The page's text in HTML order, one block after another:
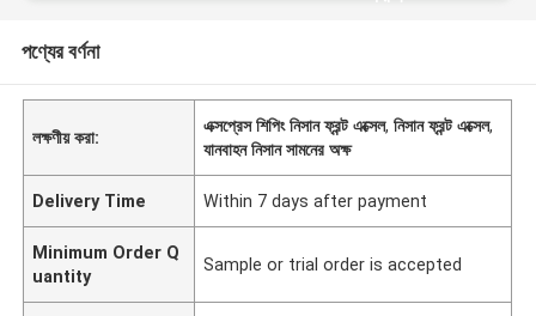
পণ্যের বর্ণনা
লক্ষণীয় করা:
এক্সপ্রেস শিপিং নিসান ফ্রন্ট এক্সেল,নিসান ফ্রন্ট এক্সেল,
যানবাহন নিসান সামনের অক্ষ
Delivery Time Within 7 days after payment
Minimum Order Q
uantity
Sample or trial order is accepted